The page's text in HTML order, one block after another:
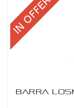
BARRA